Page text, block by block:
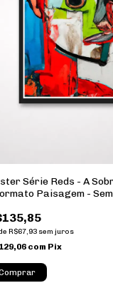
Série Reds - A
Paisagem -
R$67,93 sem juros
com Pix